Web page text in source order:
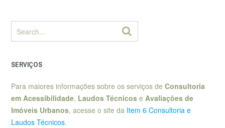
SERVIÇOS
Para maiores informações sobre os serviços de Consultoria
em Acessibilidade, Laudos Técnicos e Avaliações de
Imóveis Urbanos, acesse o site da Item 6 Consultoria e
Laudos Técnicos.